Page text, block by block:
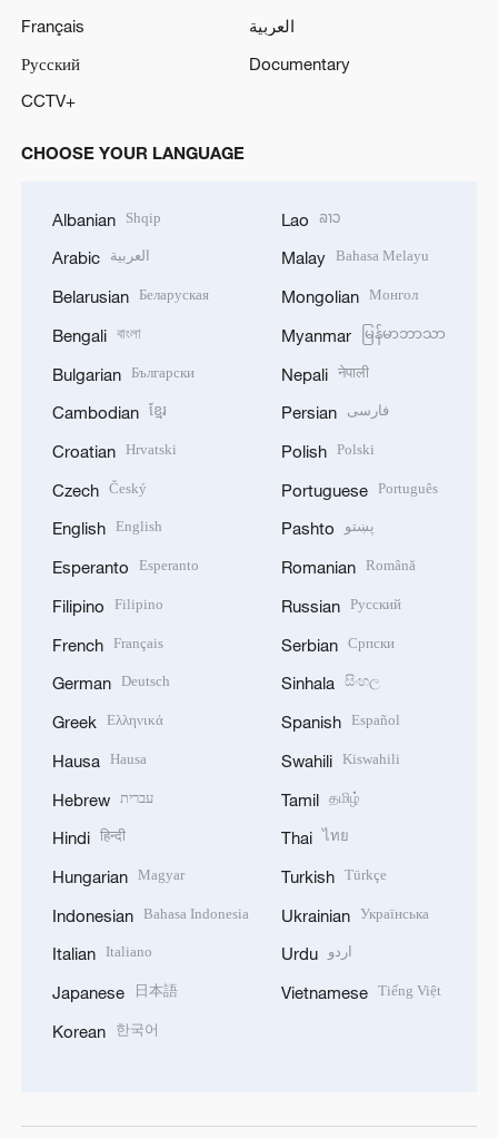
Français
العربية
Русский
Documentary
CCTV+
CHOOSE YOUR LANGUAGE
Albanian Shqip
Arabic العربية
Belarusian Беларуская
Bengali বাংলা
Bulgarian Български
Cambodian ខ្មែរ
Croatian Hrvatski
Czech Český
English English
Esperanto Esperanto
Filipino Filipino
French Français
German Deutsch
Greek Ελληνικά
Hausa Hausa
Hebrew עברית
Hindi हिन्दी
Hungarian Magyar
Indonesian Bahasa Indonesia
Italian Italiano
Japanese 日本語
Korean 한국어
Lao ລາວ
Malay Bahasa Melayu
Mongolian Монгол
Myanmar မြန်မာဘာသာ
Nepali नेपाली
Persian فارسی
Polish Polski
Portuguese Português
Pashto پښتو
Romanian Română
Russian Русский
Serbian Српски
Sinhala සිංහල
Spanish Español
Swahili Kiswahili
Tamil தமிழ்
Thai ไทย
Turkish Türkçe
Ukrainian Українська
Urdu اردو
Vietnamese Tiếng Việt